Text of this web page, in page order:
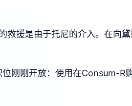
援是由于托尼的介入。在向
刚刚开放：使用在Consum-R